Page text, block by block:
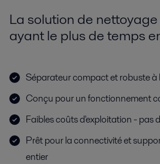
La solution de
ayant le plus de temps
Séparateur compact et robuste
Conçu pour un fonctionnement
Faibles coûts d'exploitation - pas
Prêt pour la connectivité et
entier